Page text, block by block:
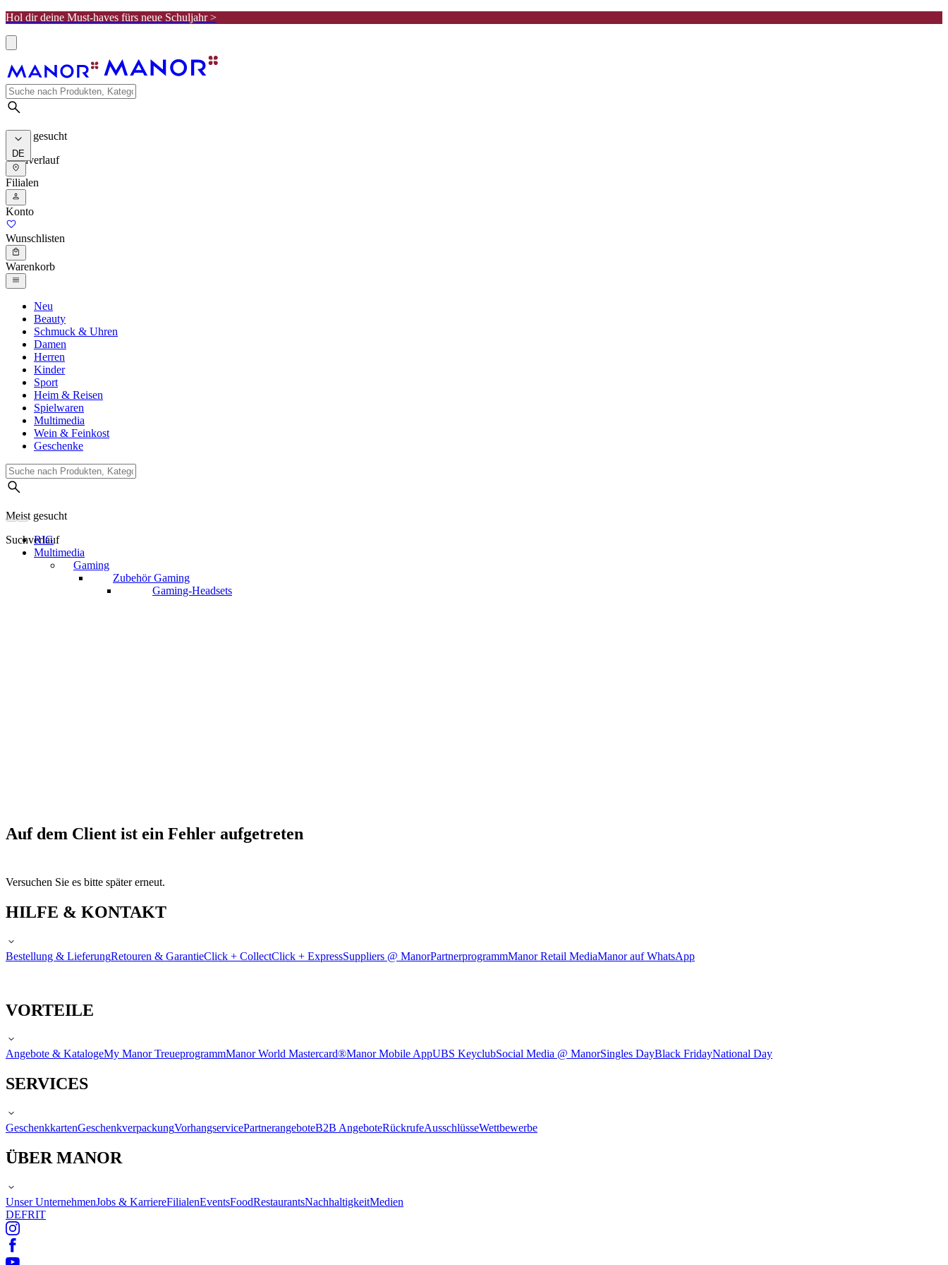
Hol dir deine Must-haves fürs neue Schuljahr >
Meist gesucht
Suchverlauf
DE
Filialen
Konto
Wunschlisten
Warenkorb
Neu
Beauty
Schmuck & Uhren
Damen
Herren
Kinder
Sport
Heim & Reisen
Spielwaren
Multimedia
Wein & Feinkost
Geschenke
Meist gesucht
Suchverlauf
RIG
Multimedia
Gaming
Zubehör Gaming
Gaming-Headsets
Auf dem Client ist ein Fehler aufgetreten
Versuchen Sie es bitte später erneut.
HILFE & KONTAKT
Bestellung & LieferungRetouren & GarantieClick + CollectClick + ExpressSuppliers @ ManorPartnerprogrammManor Retail MediaManor auf WhatsApp
VORTEILE
Angebote & KatalogeMy Manor TreueprogrammManor World Mastercard®Manor Mobile AppUBS KeyclubSocial Media @ ManorSingles DayBlack FridayNational Day
SERVICES
GeschenkkartenGeschenkverpackungVorhangservicePartnerangeboteB2B AngeboteRückrufeAusschlüsseWettbewerbe
ÜBER MANOR
Unser UnternehmenJobs & KarriereFilialenEventsFoodRestaurantsNachhaltigkeitMedien
DEFRIT